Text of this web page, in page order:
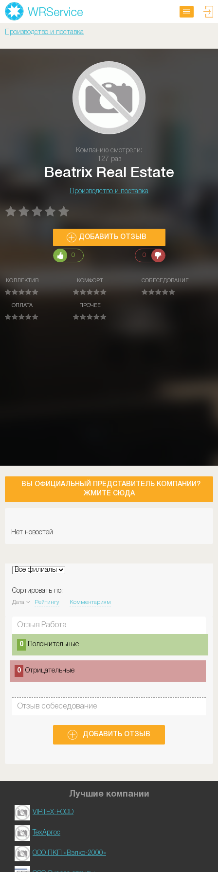
Производство и поставка
Компанию смотрели:
127 раз
Beatrix Real Estate
Производство и поставка
ДОБАВИТЬ ОТЗЫВ
0 0
КОЛЛЕКТИВ
ОПЛАТА
КОМФОРТ
ПРОЧЕЕ
СОБЕСЕДОВАНИЕ
ВЫ ОФИЦИАЛЬНЫЙ ПРЕДСТАВИТЕЛЬ КОМПАНИИ?
ЖМИТЕ СЮДА
Нет новостей
Сортировать по:
Дата Рейтингу Комментариям
Отзыв Работа
0 Положительные
0 Отрицательные
Отзыв собеседование
ДОБАВИТЬ ОТЗЫВ
Лучшие компании
VIRTEX-FOOD
ТехАргос
ООО ПКП «Вэлко-2000»